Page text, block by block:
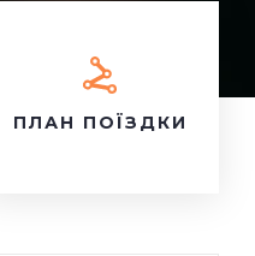
ПЛАН ПОЇЗДКИ